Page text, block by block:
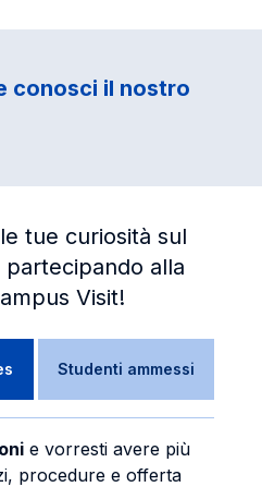
conosci il nostro
tue curiosità sul
alla
Visit!
Studenti ammessi
e vorresti avere più
procedure e offerta